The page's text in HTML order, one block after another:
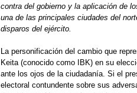
contra del gobierno y la aplicación de
una de las principales ciudades del
disparos del ejército.
La personificación del cambio que
Keita (conocido como IBK) en su
ante los ojos de la ciudadanía. Si el
electoral contundente sobre sus